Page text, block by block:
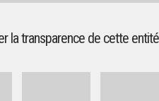
la transparence de cette entité